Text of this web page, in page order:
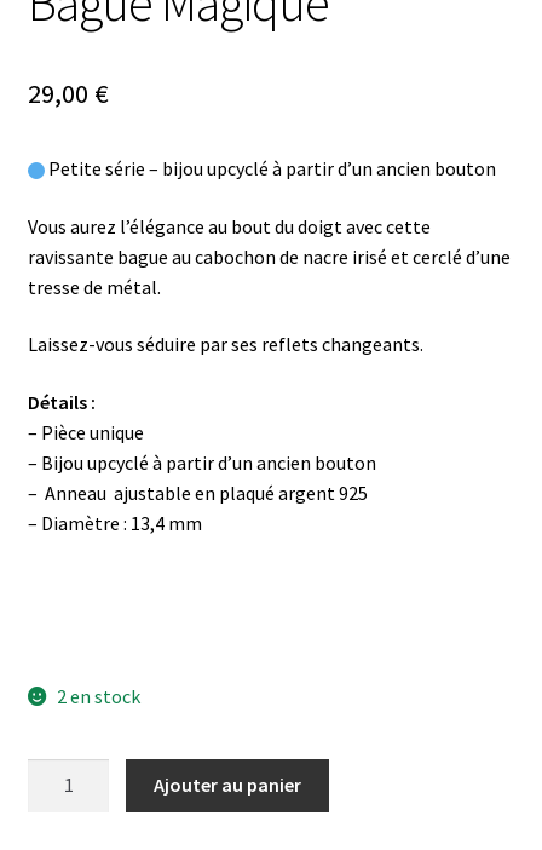
29,00 €
Petite série – bijou upcyclé à partir d’un ancien bouton
Vous aurez l’élégance au bout du doigt avec cette
ravissante bague au cabochon de nacre irisé et cerclé d’une
tresse de métal.
Laissez-vous séduire par ses reflets changeants.
Détails :
– Pièce unique
– Bijou upcyclé à partir d’un ancien bouton
– Anneau ajustable en plaqué argent 925
– Diamètre : 13,4 mm
2 en stock
Ajouter au panier